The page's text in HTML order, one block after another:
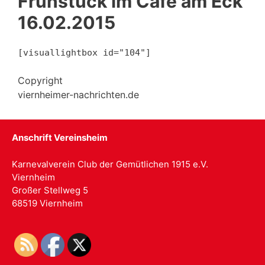
16.02.2015
[visuallightbox id="104"]
Copyright
viernheimer-nachrichten.de
Anschrift Vereinsheim
Karnevalverein Club der Gemütlichen 1915 e.V.
Viernheim
Großer Stellweg 5
68519 Viernheim